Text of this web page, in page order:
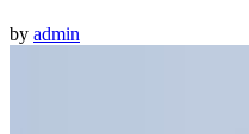
by admin